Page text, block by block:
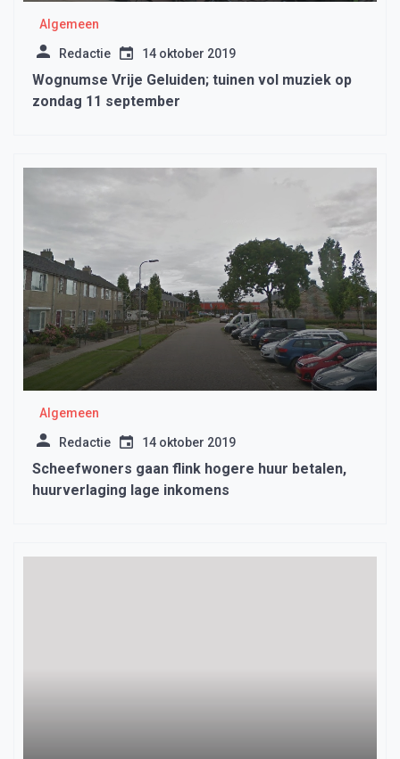
Algemeen
Redactie 14 oktober 2019
Wognumse Vrije Geluiden; tuinen vol muziek op
zondag 11 september
Algemeen
Redactie 14 oktober 2019
Scheefwoners gaan flink hogere huur betalen,
huurverlaging lage inkomens